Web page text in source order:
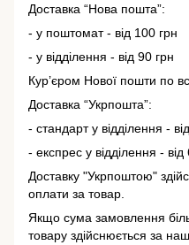
Доставка “Нова пошта”:
- у поштомат - від 100 грн
- у відділення - від 90 грн
Кур’єром Нової пошти по
Доставка “Укрпошта”:
- стандарт у відділення -
- експрес у відділення - від
Доставку "Укрпоштою"
оплати за товар.
Якщо сума замовлення
товару здійснюється за